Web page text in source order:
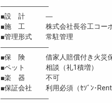
―――――――
■設 計 ―
■施 工 株式会社長谷工コーポ
■管理形式 常駐管理
―――――――
■保 険 借家人賠償付き火災保
■ペット 相談（礼1積増）
■楽 器 不可
■保証会社 利用必須（ｾｿﾞﾝ･
―――――――